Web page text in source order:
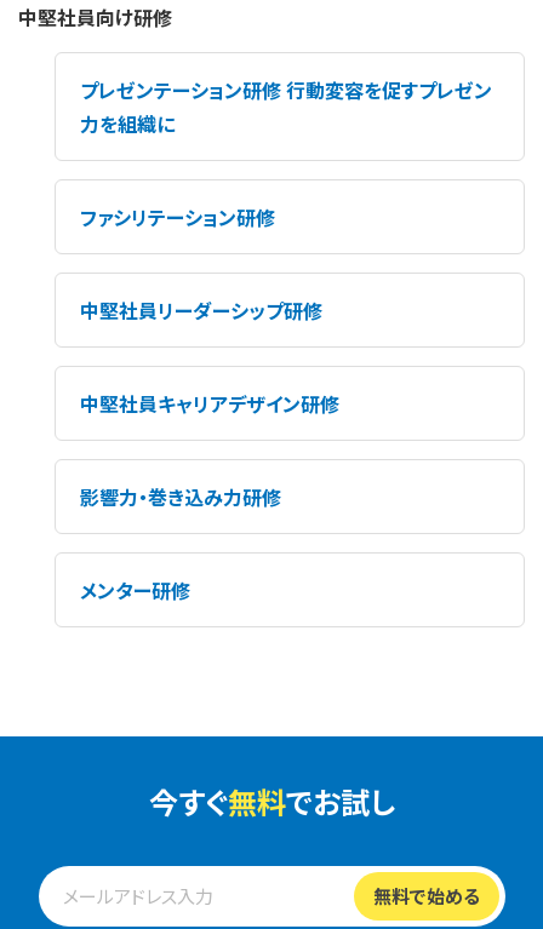
中堅社員向け研修
プレゼンテーション研修 行動変容を促すプレゼン
力を組織に
ファシリテーション研修
中堅社員リーダーシップ研修
中堅社員キャリアデザイン研修
影響力・巻き込み力研修
メンター研修
今すぐ無料でお試し